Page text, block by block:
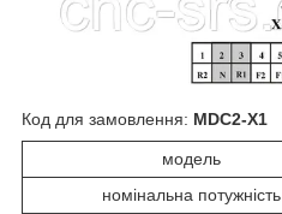
Код для замовлення: MDC2-X1
модель
номінальна потужність